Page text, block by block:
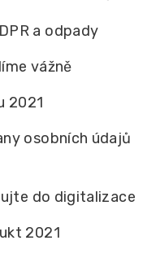
a odpady
vážně
2021
osobních údajů
do digitalizace
2021